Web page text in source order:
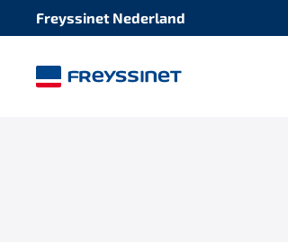
Freyssinet Nederland